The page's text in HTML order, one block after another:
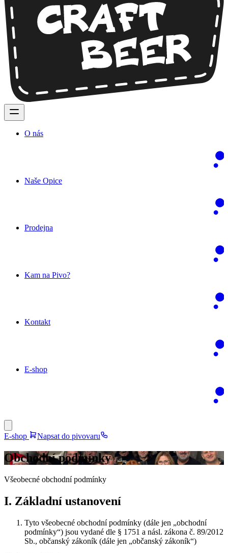
O nás
Naše Opice
Prodejna
Kam na Pivo?
Kontakt
E-shop
E-shop Napsat do pivovaru
Obchodní podmínky
Všeobecné obchodní podmínky
I. Základní ustanovení
Tyto všeobecné obchodní podmínky (dále jen „obchodní
podmínky“) jsou vydané dle § 1751 a násl. zákona č. 89/2012
Sb., občanský zákoník (dále jen „občanský zákoník“)